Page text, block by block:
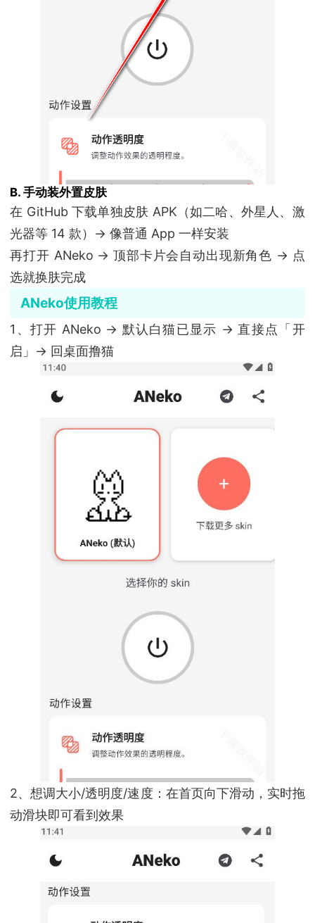
B. 手动装外置皮肤
在 GitHub 下载单独皮肤 APK（如二哈、外星人、激
光器等 14 款）→ 像普通 App 一样安装
再打开 ANeko → 顶部卡片会自动出现新角色 → 点
选就换肤完成
ANeko使用教程
1、打开 ANeko → 默认白猫已显示 → 直接点「开
启」→ 回桌面撸猫
2、想调大小/透明度/速度：在首页向下滑动，实时拖
动滑块即可看到效果